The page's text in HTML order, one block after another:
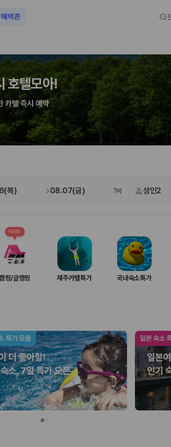
. 카모아는 여러 제주 렌트카 업체의 조건을 한 화면
, 옵션 비용, 취소 수수료를 함께 확인해야 실제로 저
께 보험 조건을 비교해 여행 스타일에 맞는 보장 수준
카 사무실까지의 이동 조건을 가격과 함께 비교하는
혜택존
호텔모아!
카텔 즉시 예약
목) 08.07(금) 1박 성인2
핑/글램핑
NEW!
제주카텔특가 국내숙소특가